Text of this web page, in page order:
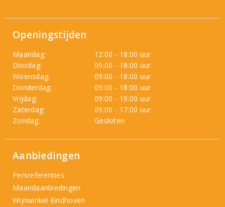
Openingstijden
Maandag:
12:00 - 18:00 uur
Dinsdag:
09:00 - 18:00 uur
Woensdag:
09:00 - 18:00 uur
Donderdag:
09:00 - 18:00 uur
Vrijdag:
09:00 - 19:00 uur
Zaterdag:
09:00 - 17:00 uur
Zondag:
Gesloten
Aanbiedingen
Persreferenties
Maandaanbiedingen
Wijnwinkel Eindhoven